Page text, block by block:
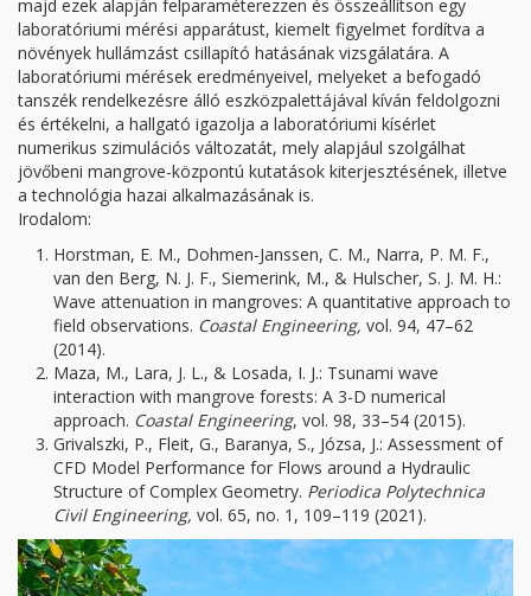
majd ezek alapján felparaméterezzen és összeállítson egy
laboratóriumi mérési apparátust, kiemelt figyelmet fordítva a
növények hullámzást csillapító hatásának vizsgálatára. A
laboratóriumi mérések eredményeivel, melyeket a befogadó
tanszék rendelkezésre álló eszközpalettájával kíván feldolgozni
és értékelni, a hallgató igazolja a laboratóriumi kísérlet
numerikus szimulációs változatát, mely alapjául szolgálhat
jövőbeni mangrove-központú kutatások kiterjesztésének, illetve
a technológia hazai alkalmazásának is.
Irodalom:
Horstman, E. M., Dohmen-Janssen, C. M., Narra, P. M. F.,
van den Berg, N. J. F., Siemerink, M., & Hulscher, S. J. M. H.:
Wave attenuation in mangroves: A quantitative approach to
field observations. Coastal Engineering, vol. 94, 47–62
(2014).
Maza, M., Lara, J. L., & Losada, I. J.: Tsunami wave
interaction with mangrove forests: A 3-D numerical
approach. Coastal Engineering, vol. 98, 33–54 (2015).
Grivalszki, P., Fleit, G., Baranya, S., Józsa, J.: Assessment of
CFD Model Performance for Flows around a Hydraulic
Structure of Complex Geometry. Periodica Polytechnica
Civil Engineering, vol. 65, no. 1, 109–119 (2021).